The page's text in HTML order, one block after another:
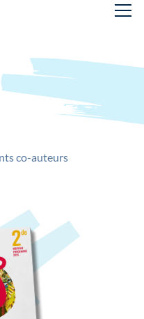
co-auteurs